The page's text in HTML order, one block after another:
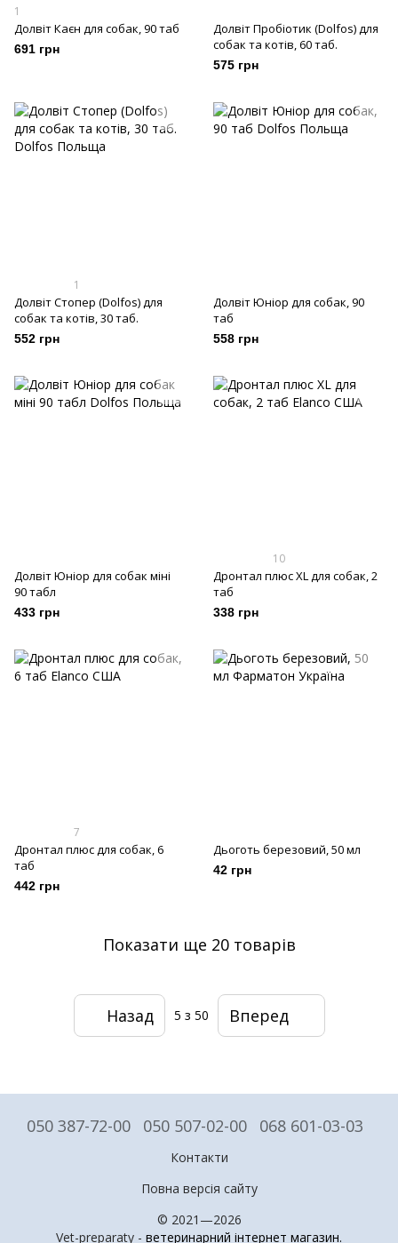
1
Долвіт Каєн для собак, 90 таб
691 грн
Долвіт Пробіотик (Dolfos) для
собак та котів, 60 таб.
575 грн
1
Долвіт Стопер (Dolfos) для
собак та котів, 30 таб.
552 грн
Долвіт Юніор для собак, 90
таб
558 грн
Долвіт Юніор для собак міні
90 табл
433 грн
10
Дронтал плюс XL для собак, 2
таб
338 грн
7
Дронтал плюс для собак, 6
таб
442 грн
Дьоготь березовий, 50 мл
42 грн
Показати ще 20 товарів
Назад 5 з 50 Вперед
050 387-72-00 050 507-02-00 068 601-03-03
Контакти
Повна версія сайту
© 2021—2026
Vet-preparaty - ветеринарний інтернет магазин.